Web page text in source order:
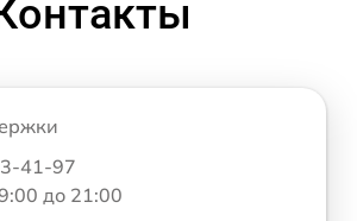
41-97
до 21:00